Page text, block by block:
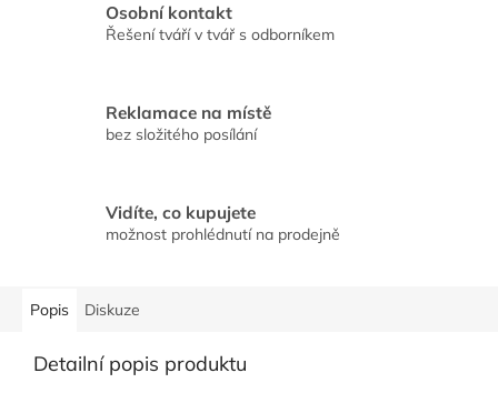
Osobní kontakt
Řešení tváří v tvář s odborníkem
Reklamace na místě
bez složitého posílání
Vidíte, co kupujete
možnost prohlédnutí na prodejně
Popis Diskuze
Detailní popis produktu